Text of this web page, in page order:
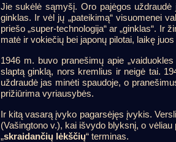
Jie sukėlė sąmyšį. Oro pajėgos
ginklas. Ir vėl jų „pateikimą“ visuomenei
priešo „super-technologija“ ar „ginklas“. Ir
matė ir vokiečių bei japonų pilotai, laikę
1946 m. buvo pranešimų apie
slaptą ginklą, nors kremlius ir neigė tai.
uždraudė jas minėti spaudoje, o
prižiūrima vyriausybės.
Ir kitą vasarą įvyko pagarsėjęs įvykis.
(Vašingtono v.), kai išvydo blyksnį, o
„skraidančių lėkščių“ terminas.